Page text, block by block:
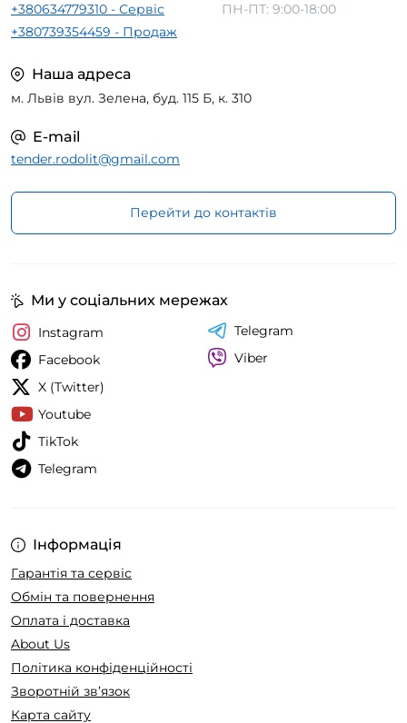
+380634779310 - Сервіс
+380739354459 - Продаж
ПН-ПТ: 9:00-18:00
Наша адреса
м. Львів вул. Зелена, буд. 115 Б, к. 310
E-mail
tender.rodolit@gmail.com
Перейти до контактів
Інформація
Гарантія та сервіс
Обмін та повернення
Оплата і доставка
About Us
Політика конфіденційності
Зворотній зв’язок
Карта сайту
Ми у соціальних мережах
Instagram
Facebook
X (Twitter)
Youtube
TikTok
Telegram
Telegram
Viber